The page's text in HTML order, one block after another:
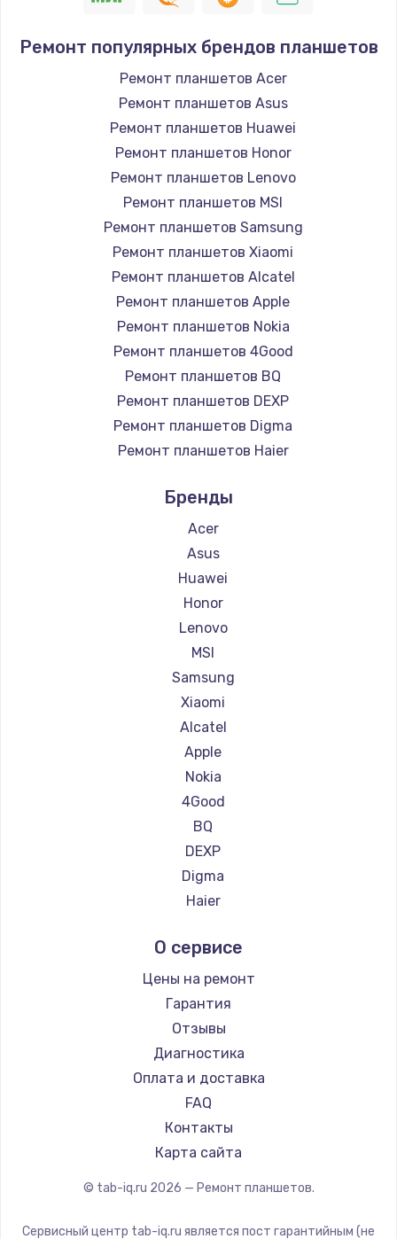
Ремонт популярных брендов планшетов
Ремонт планшетов Acer
Ремонт планшетов Asus
Ремонт планшетов Huawei
Ремонт планшетов Honor
Ремонт планшетов Lenovo
Ремонт планшетов MSI
Ремонт планшетов Samsung
Ремонт планшетов Xiaomi
Ремонт планшетов Alcatel
Ремонт планшетов Apple
Ремонт планшетов Nokia
Ремонт планшетов 4Good
Ремонт планшетов BQ
Ремонт планшетов DEXP
Ремонт планшетов Digma
Ремонт планшетов Haier
Ремонт планшетов Prestigio
Ремонт планшетов BlackView
Ремонт планшетов Amazon
Ремонт планшетов Aquarius
Ремонт планшетов Philips
Ремонт планшетов Dell
Ремонт планшетов HP
Ремонт планшетов Getac
Ремонт планшетов ZTE
Ремонт планшетов Google
Ремонт планшетов Navitel
Ремонт планшетов Teclast
Ремонт планшетов CHUWI
Бренды
Acer
Asus
Huawei
Honor
Lenovo
MSI
Samsung
Xiaomi
Alcatel
Apple
Nokia
4Good
BQ
DEXP
Digma
Haier
Prestigio
BlackView
Amazon
Aquarius
Philips
Dell
HP
Getac
ZTE
О сервисе
Цены на ремонт
Гарантия
Отзывы
Диагностика
Оплата и доставка
FAQ
Контакты
Карта сайта
© tab-iq.ru 2026 — Ремонт планшетов.
Сервисный центр tab-iq.ru является пост гарантийным (не